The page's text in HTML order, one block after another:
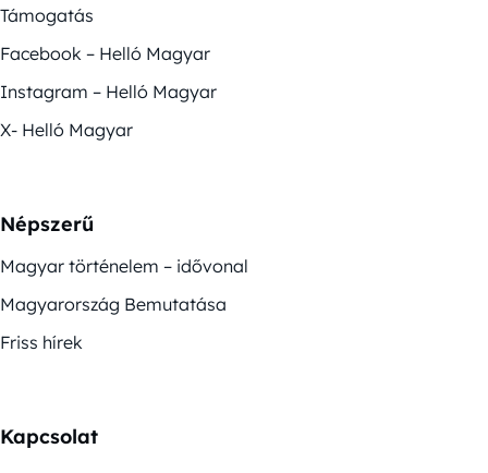
Támogatás
Facebook – Helló Magyar
Instagram – Helló Magyar
X- Helló Magyar
Népszerű
Magyar történelem – idővonal
Magyarország Bemutatása
Friss hírek
Kapcsolat